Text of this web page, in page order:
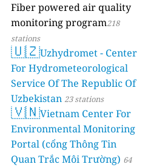
Fiber powered air quality
monitoring program218
stations
🇺🇿Uzhydromet - Center
For Hydrometeorological
Service Of The Republic Of
Uzbekistan 23 stations
🇻🇳Vietnam Center For
Environmental Monitoring
Portal (cổng Thông Tin
Quan Trắc Môi Trường) 64